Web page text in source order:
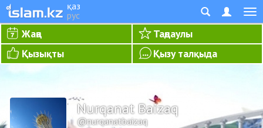
қаз
рус
Жаңа
Таңдаулы
Қызықты
Қызу талқыда
Nurqanat Baizaq
@nurqanatbaizaq